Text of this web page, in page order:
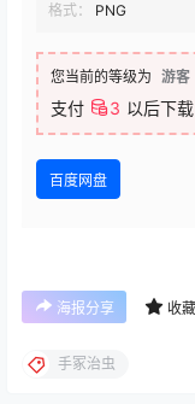
格式：
PNG
您当前的等级为 游客
支付 3 以后下载
百度网盘
海报分享 收藏
手冢治虫